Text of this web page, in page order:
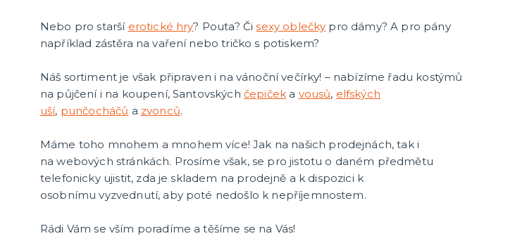
Nebo pro starší erotické hry? Pouta? Čisexy oblečky pro dámy? A pro pány
například zástěra na vaření nebo tričko s potiskem?
Náš sortiment je však připraven i na vánoční večírky! – nabízíme řadu kostýmů
na půjčení i na koupení, Santovských čepiček a vousů, elfských
uší, punčocháčů a zvonců.
Máme toho mnohem a mnohem více! Jak na našich prodejnách, tak i
na webových stránkách. Prosíme však, se pro jistotu o daném předmětu
telefonicky ujistit, zda je skladem na prodejně a k dispozici k
osobnímu vyzvednutí, aby poté nedošlo k nepříjemnostem.
Rádi Vám se vším poradíme a těšíme se na Vás!